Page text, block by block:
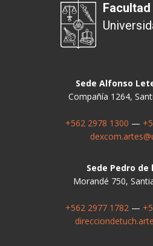
Sede Alfonso
Compañía 1264,
+562 2978 1300 —
Sede Pedro de
Morandé 750,
+562 2977 1782—